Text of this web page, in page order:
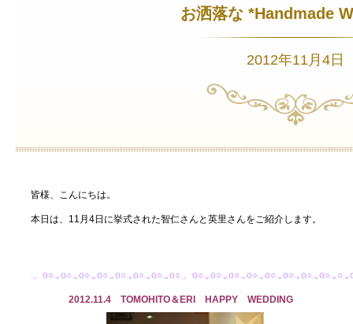
お洒落な *Handmade
2012年11月4日
皆様、こんにちは。
本日は、11月4日に挙式された智仁さんと英里さんをご紹介します。
.。o○.｡o○.｡o○.｡o○.｡o○.｡o○.｡o○.｡o○.。o○.｡o○.｡o○.｡o○.｡o○.｡o○.｡o○.｡o○.｡○.｡
2012.11.4 TOMOHITO＆ERI HAPPY WEDDING